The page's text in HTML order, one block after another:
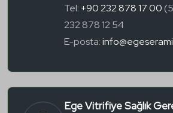
Tel: +90 232 878 17 00
232 878 12 54
E-posta:
Ege Vitrifiye Sağlık